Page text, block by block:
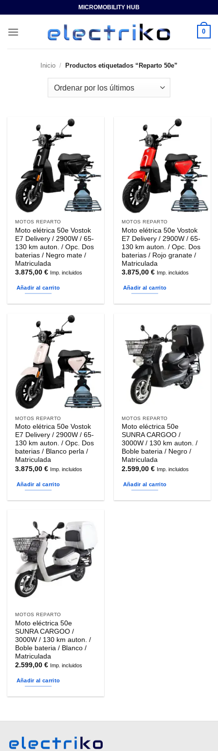
contenido
MICROMOBILITY HUB
0
Inicio / Productos etiquetados “Reparto 50e”
MOTOS REPARTO
Moto elétrica 50e Vostok
E7 Delivery / 2900W / 65-
130 km auton. / Opc. Dos
baterias / Negro mate /
Matriculada
3.875,00€ Imp. incluidos
Añadir al carrito
MOTOS REPARTO
Moto elétrica 50e Vostok
E7 Delivery / 2900W / 65-
130 km auton. / Opc. Dos
baterias / Rojo granate /
Matriculada
3.875,00€ Imp. incluidos
Añadir al carrito
MOTOS REPARTO
Moto elétrica 50e Vostok
E7 Delivery / 2900W / 65-
130 km auton. / Opc. Dos
baterias / Blanco perla /
Matriculada
3.875,00€ Imp. incluidos
Añadir al carrito
MOTOS REPARTO
Moto eléctrica 50e
SUNRA CARGOO /
3000W / 130 km auton. /
Boble bateria / Negro /
Matriculada
2.599,00€ Imp. incluidos
Añadir al carrito
MOTOS REPARTO
Moto eléctrica 50e
SUNRA CARGOO /
3000W / 130 km auton. /
Boble bateria / Blanco /
Matriculada
2.599,00€ Imp. incluidos
Añadir al carrito